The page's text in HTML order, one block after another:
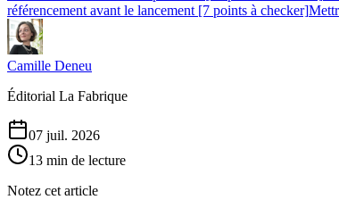
référencement avant le lancement [7 points à checker]
Camille Deneu
Éditorial La Fabrique
07 juil. 2026
13 min de lecture
Notez cet article